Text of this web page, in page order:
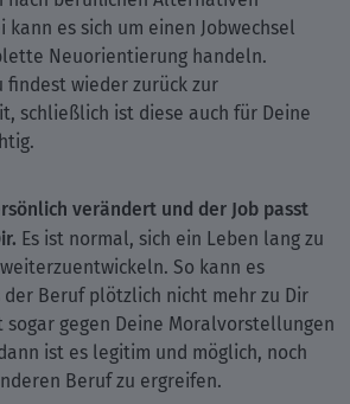
kann es sich um einen Jobwechsel
Neuorientierung handeln.
findest wieder zurück zur
schließlich ist diese auch für Deine
verändert und der Job passt
Es ist normal, sich ein Leben lang zu
So kann es
der Beruf plötzlich nicht mehr zu Dir
gegen Deine Moralvorstellungen
ist es legitim und möglich, noch
Beruf zu ergreifen.